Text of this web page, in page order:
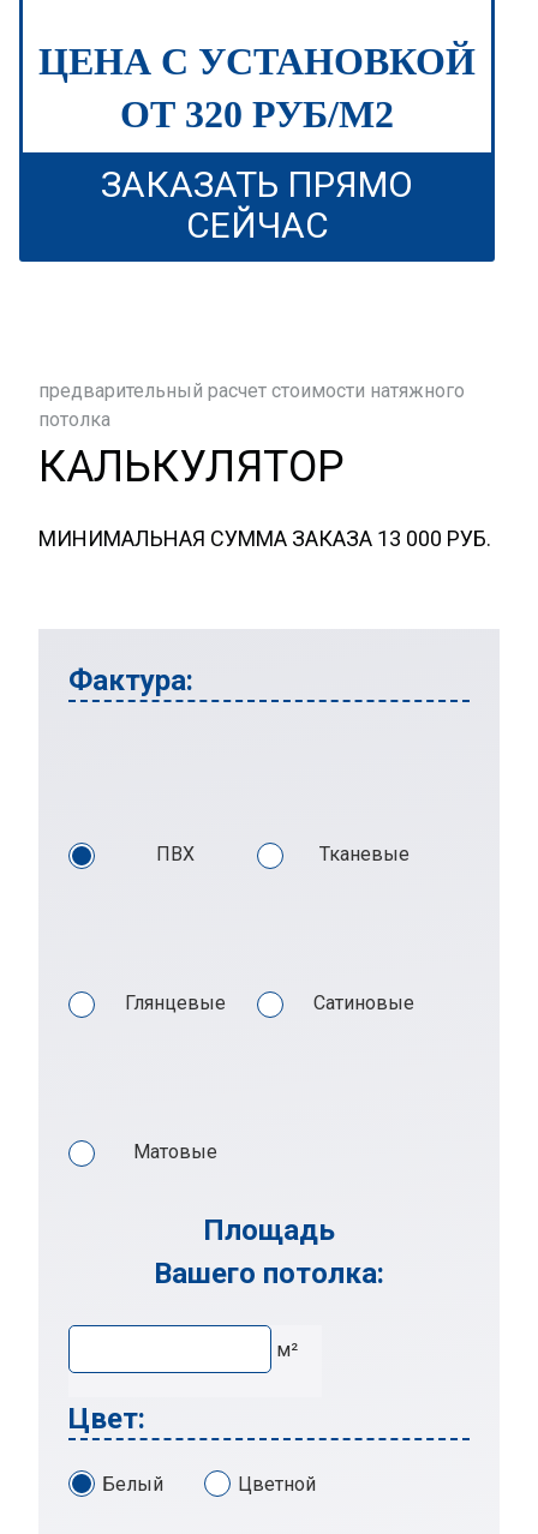
ЦЕНА С УСТАНОВКОЙ
ОТ 320 РУБ/М2
ЗАКАЗАТЬ ПРЯМО
СЕЙЧАС
предварительный расчет стоимости натяжного
потолка
КАЛЬКУЛЯТОР
МИНИМАЛЬНАЯ СУММА ЗАКАЗА 13 000 РУБ.
Фактура:
ПВХ Тканевые
Глянцевые Сатиновые
Матовые
Площадь
Вашего потолка:
м²
Цвет:
Белый Цветной